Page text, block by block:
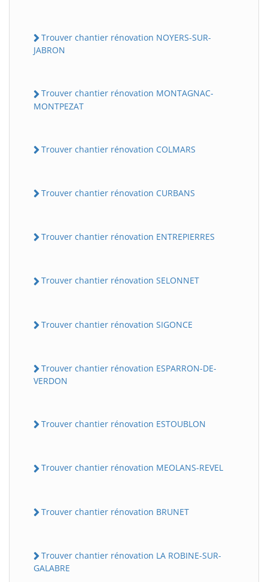
Trouver chantier rénovation NOYERS-SUR-
JABRON
Trouver chantier rénovation MONTAGNAC-
MONTPEZAT
Trouver chantier rénovation COLMARS
Trouver chantier rénovation CURBANS
Trouver chantier rénovation ENTREPIERRES
Trouver chantier rénovation SELONNET
Trouver chantier rénovation SIGONCE
Trouver chantier rénovation ESPARRON-DE-
VERDON
Trouver chantier rénovation ESTOUBLON
Trouver chantier rénovation MEOLANS-REVEL
Trouver chantier rénovation BRUNET
Trouver chantier rénovation LA ROBINE-SUR-
GALABRE